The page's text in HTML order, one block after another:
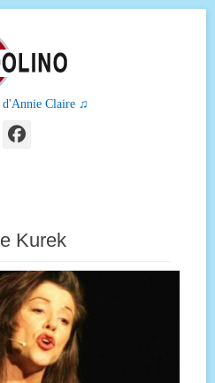
d'Annie Claire ♫
Facebook
Kurek